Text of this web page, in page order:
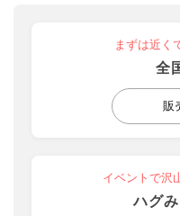
まずは近く
全
販
イベントで沢
ハグ